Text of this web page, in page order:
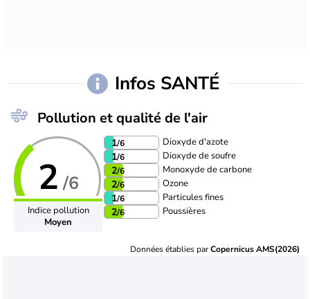
Infos SANTÉ
Pollution et qualité de l'air
2 /6
Indice pollution
Moyen
1/6 Dioxyde d'azote
1/6 Dioxyde de soufre
2/6 Monoxyde de carbone
2/6 Ozone
1/6 Particules fines
2/6 Poussières
Données établies parCopernicus AMS(2026)